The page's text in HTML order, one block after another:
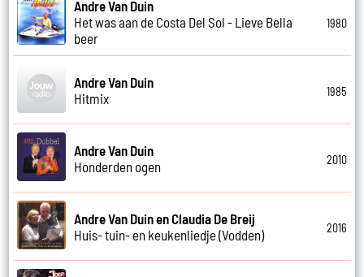
Andre Van Duin
Het was aan de Costa Del Sol - Lieve Bella
beer
1980
Andre Van Duin
Hitmix
1985
Andre Van Duin
Honderden ogen
2010
Andre Van Duin en Claudia De Breij
Huis- tuin- en keukenliedje (Vodden)
2016